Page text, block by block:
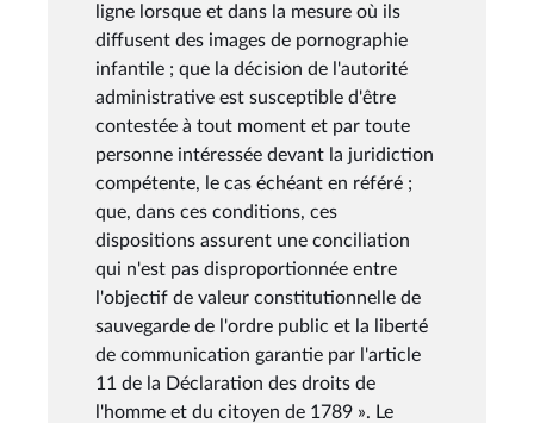
ligne lorsque et dans la mesure où ils
diffusent des images de pornographie
infantile ; que la décision de l'autorité
administrative est susceptible d'être
contestée à tout moment et par toute
personne intéressée devant la juridiction
compétente, le cas échéant en référé ;
que, dans ces conditions, ces
dispositions assurent une conciliation
qui n'est pas disproportionnée entre
l'objectif de valeur constitutionnelle de
sauvegarde de l'ordre public et la liberté
de communication garantie par l'article
11 de la Déclaration des droits de
l'homme et du citoyen de 1789 ». Le